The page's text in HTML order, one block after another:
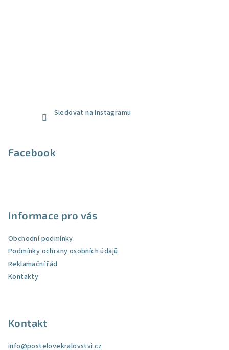
Sledovat na Instagramu
Facebook
Informace pro vás
Obchodní podmínky
Podmínky ochrany osobních údajů
Reklamační řád
Kontakty
Kontakt
info@postelovekralovstvi.cz